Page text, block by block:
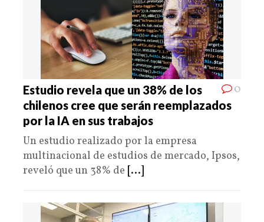
0
Estudio revela que un 38% de los
chilenos cree que serán reemplazados
por la IA en sus trabajos
Un estudio realizado por la empresa
multinacional de estudios de mercado, Ipsos,
reveló que un 38% de [...]